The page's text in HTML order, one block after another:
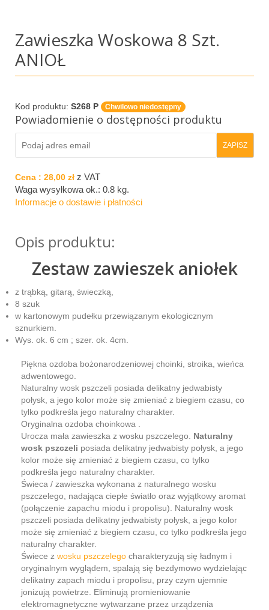
Zawieszka Woskowa 8 Szt.
ANIOŁ
Kod produktu: S268 P Chwilowo niedostępny
Powiadomienie o dostępności produktu
Cena : 28,00 zł z VAT
Waga wysyłkowa ok.: 0.8 kg.
Informacje o dostawie i płatności
Opis produktu:
Zestaw zawieszek aniołek
z trąbką, gitarą, świeczką,
8 szuk
w kartonowym pudełku przewiązanym ekologicznym
sznurkiem.
Wys. ok. 6 cm ; szer. ok. 4cm.
Piękna ozdoba bożonarodzeniowej choinki, stroika, wieńca
adwentowego.
Naturalny wosk pszczeli posiada delikatny jedwabisty
połysk, a jego kolor może się zmieniać z biegiem czasu, co
tylko podkreśla jego naturalny charakter.
Oryginalna ozdoba choinkowa .
Urocza mała zawieszka z wosku pszczelego. Naturalny
wosk pszczeli posiada delikatny jedwabisty połysk, a jego
kolor może się zmieniać z biegiem czasu, co tylko
podkreśla jego naturalny charakter.
Świeca / zawieszka wykonana z naturalnego wosku
pszczelego, nadająca ciepłe światło oraz wyjątkowy aromat
(połączenie zapachu miodu i propolisu). Naturalny wosk
pszczeli posiada delikatny jedwabisty połysk, a jego kolor
może się zmieniać z biegiem czasu, co tylko podkreśla jego
naturalny charakter.
Świece z wosku pszczelego charakteryzują się ładnym i
oryginalnym wyglądem, spalają się bezdymowo wydzielając
delikatny zapach miodu i propolisu, przy czym ujemnie
jonizują powietrze. Eliminują promieniowanie
elektromagnetyczne wytwarzane przez urządzenia